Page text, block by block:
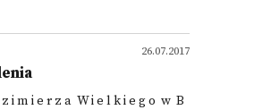
26.07.2017
i m i e r z a W i e l k i e g o w B